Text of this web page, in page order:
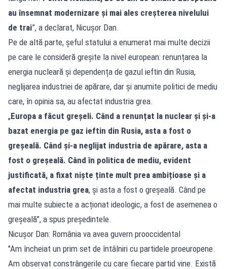
au însemnat modernizare şi mai ales creşterea nivelului
de trai”, a declarat, Nicuşor Dan.
Pe de altă parte, șeful statului a enumerat mai multe decizii
pe care le consideră greșite la nivel european: renunțarea la
energia nucleară și dependența de gazul ieftin din Rusia,
neglijarea industriei de apărare, dar și anumite politici de mediu
care, în opinia sa, au afectat industria grea.
„Europa a făcut greșeli. Când a renunțat la nuclear și și-a
bazat energia pe gaz ieftin din Rusia, asta a fost o
greșeală. Când și-a neglijat industria de apărare, asta a
fost o greșeală. Când în politica de mediu, evident
justificată, a fixat niște ținte mult prea ambițioase și a
afectat industria grea, și asta a fost o greșeală. Când pe
mai multe subiecte a acționat ideologic, a fost de asemenea o
greșeală”, a spus președintele.
Nicușor Dan: România va avea guvern prooccidental
"Am încheiat un prim set de întâlniri cu partidele proeuropene.
Am observat constrângerile cu care fiecare partid vine. Există